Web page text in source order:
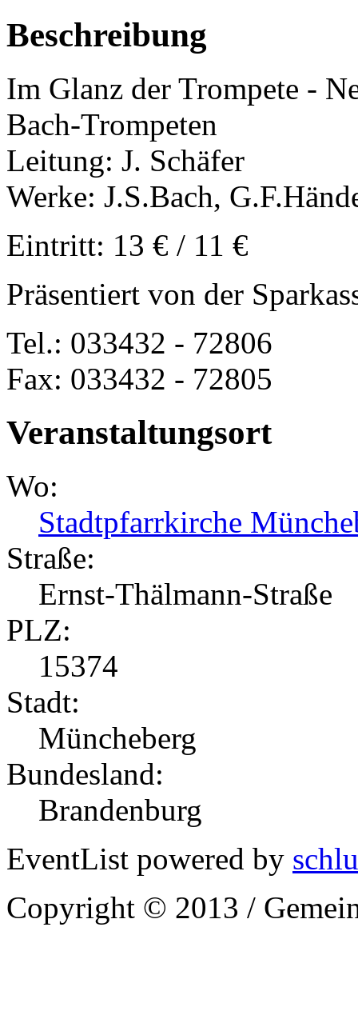
Beschreibung
Im Glanz der Trompete -
Bach-Trompeten
Leitung: J. Schäfer
Werke: J.S.Bach,
Eintritt: 13 € / 11 €
Präsentiert von der
Tel.: 033432 - 72806
Fax: 033432 - 72805
Veranstaltungsort
Wo:
Stadtpfarrkirche
Straße:
Ernst-Thälmann-Straße
PLZ:
15374
Stadt:
Müncheberg
Bundesland:
Brandenburg
EventList powered by
Copyright © 2013 /